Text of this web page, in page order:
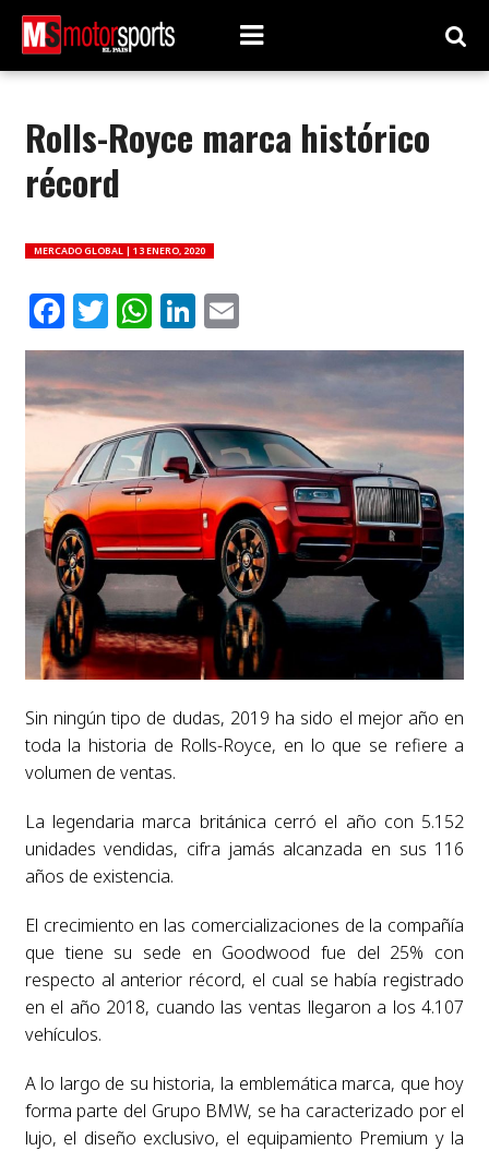
Rolls-Royce marca histórico
récord
MERCADO GLOBAL | 13 ENERO, 2020
Facebook
Twitter
WhatsApp
LinkedIn
Email
Sin ningún tipo de dudas, 2019 ha sido el mejor año en
toda la historia de Rolls-Royce, en lo que se refiere a
volumen de ventas.
La legendaria marca británica cerró el año con 5.152
unidades vendidas, cifra jamás alcanzada en sus 116
años de existencia.
El crecimiento en las comercializaciones de la compañía
que tiene su sede en Goodwood fue del 25% con
respecto al anterior récord, el cual se había registrado
en el año 2018, cuando las ventas llegaron a los 4.107
vehículos.
A lo largo de su historia, la emblemática marca, que hoy
forma parte del Grupo BMW, se ha caracterizado por el
lujo, el diseño exclusivo, el equipamiento Premium y la